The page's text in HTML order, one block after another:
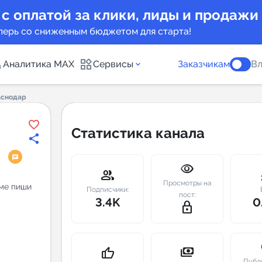
оплатой за клики, лиды и продажи
со сниженным бюджетом для старта!
Аналитика MAX Сервисы
Индекс
Telegram
New
Заказчикам
пиши
Статистика канала
group
Подписчики:
3.4K
visibility
Просмотры на
пост:
lock_outline
thumb_up payments